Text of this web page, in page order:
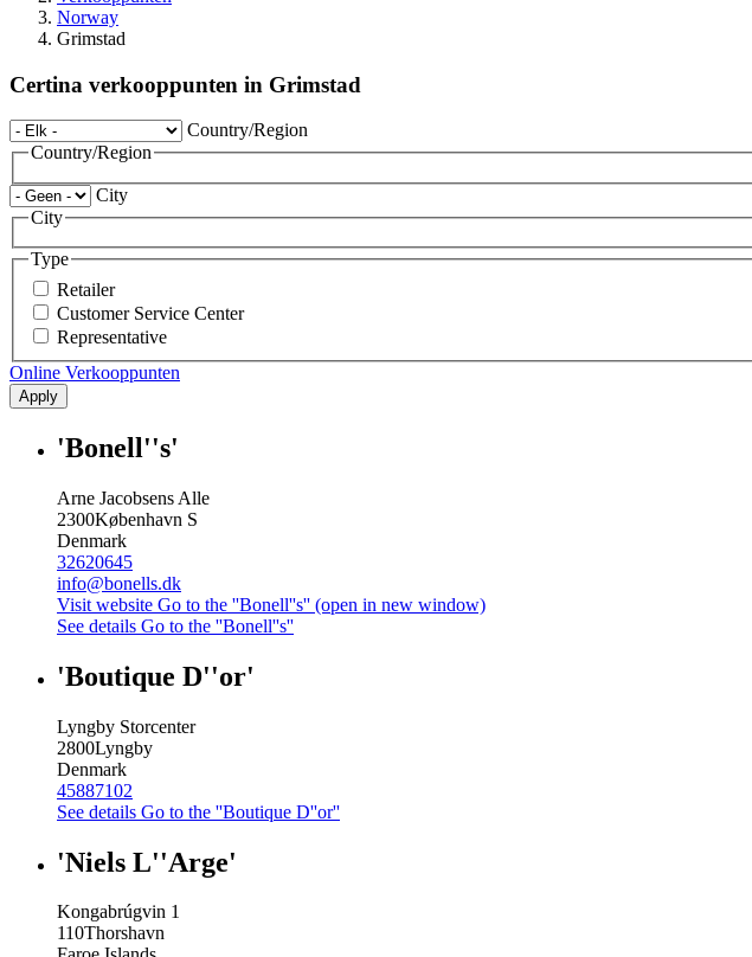
Norway
Grimstad
Certina verkooppunten in Grimstad
Country/Region
Country/Region
City
City
Type
Retailer
Customer Service Center
Representative
Online Verkooppunten
Apply
'Bonell''s'
Arne Jacobsens Alle
2300København S
Denmark
32620645
info@bonells.dk
Visit website Go to the ''Bonell''s'' (open in new window)
See details Go to the ''Bonell''s''
'Boutique D''or'
Lyngby Storcenter
2800Lyngby
Denmark
45887102
See details Go to the ''Boutique D''or''
'Niels L''Arge'
Kongabrúgvin 1
110Thorshavn